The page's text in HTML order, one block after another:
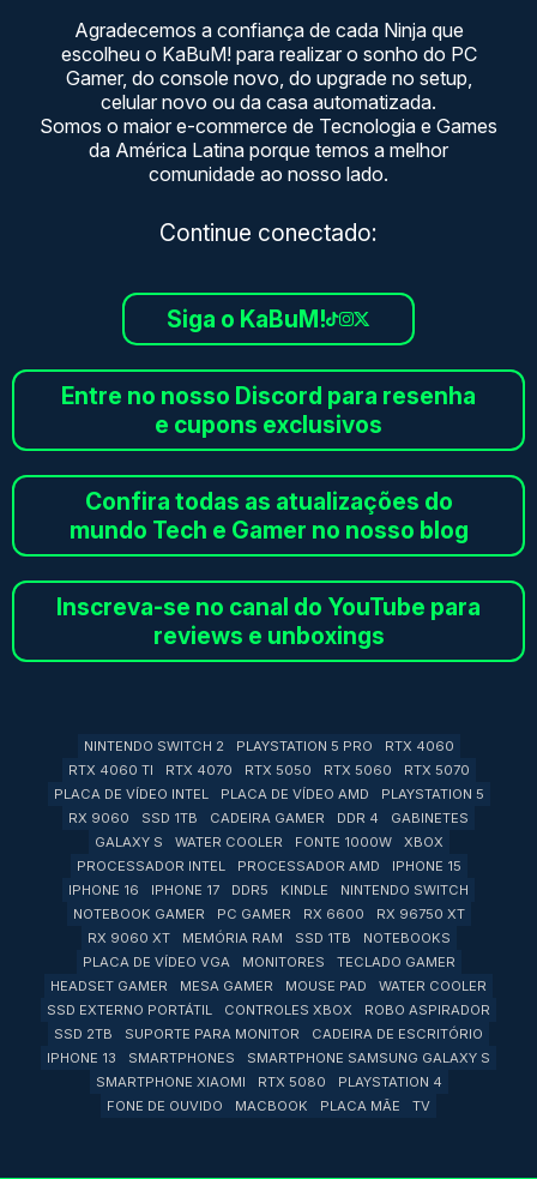
Agradecemos a confiança de cada Ninja que
escolheu o KaBuM! para realizar o sonho do PC
Gamer, do console novo, do upgrade no setup,
celular novo ou da casa automatizada.
Somos o maior e-commerce de Tecnologia e Games
da América Latina porque temos a melhor
comunidade ao nosso lado.
Continue conectado:
Siga o KaBuM!
Entre no nosso Discord para resenha
e cupons exclusivos
Confira todas as atualizações do
mundo Tech e Gamer no nosso blog
Inscreva-se no canal do YouTube para
reviews e unboxings
NINTENDO SWITCH 2 PLAYSTATION 5 PRO
RTX 4060
RTX 4060 TI
RTX 4070 RTX 5050 RTX 5060
RTX 5070
PLACA DE VÍDEO INTEL
PLACA DE VÍDEO AMD
PLAYSTATION 5
RX 9060
SSD 1TB CADEIRA GAMER DDR 4
GABINETES
GALAXY S
WATER COOLER FONTE 1000W
XBOX
PROCESSADOR INTEL
PROCESSADOR AMD
IPHONE 15
IPHONE 16
IPHONE 17 DDR5 KINDLE
NINTENDO SWITCH
NOTEBOOK GAMER
PC GAMER RX 6600
RX 96750 XT
RX 9060 XT
MEMÓRIA RAM SSD 1TB
NOTEBOOKS
PLACA DE VÍDEO VGA
MONITORES
TECLADO GAMER
HEADSET GAMER
MESA GAMER MOUSE PAD
WATER COOLER
SSD EXTERNO PORTÁTIL
CONTROLES XBOX
ROBO ASPIRADOR
SSD 2TB
SUPORTE PARA MONITOR
CADEIRA DE ESCRITÓRIO
IPHONE 13
SMARTPHONES
SMARTPHONE SAMSUNG GALAXY S
SMARTPHONE XIAOMI
RTX 5080
PLAYSTATION 4
FONE DE OUVIDO
MACBOOK PLACA MÃE TV